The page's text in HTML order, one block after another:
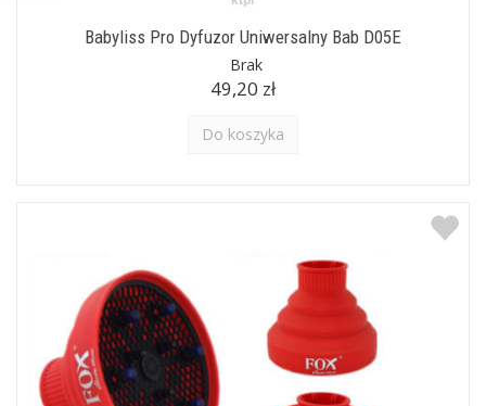
Babyliss Pro Dyfuzor Uniwersalny Bab D05E
Brak
49,20 zł
Do koszyka